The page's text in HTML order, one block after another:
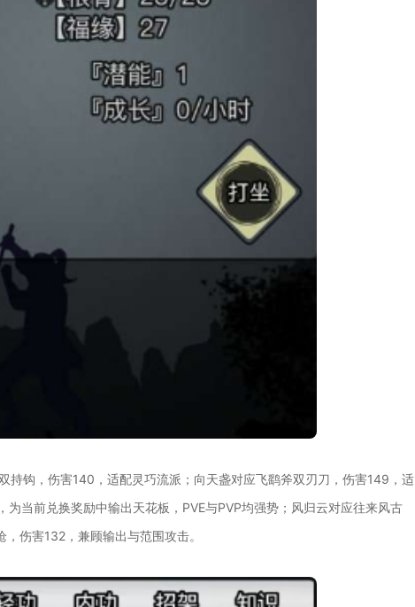
持钩，伤害140，适配灵巧流派；向天盏对应飞鹞斧双刃刀，伤害149，适
当前兑换奖励中输出天花板，PVE与PVP均强势；风归云对应往来风古
伤害132，兼顾输出与范围攻击。